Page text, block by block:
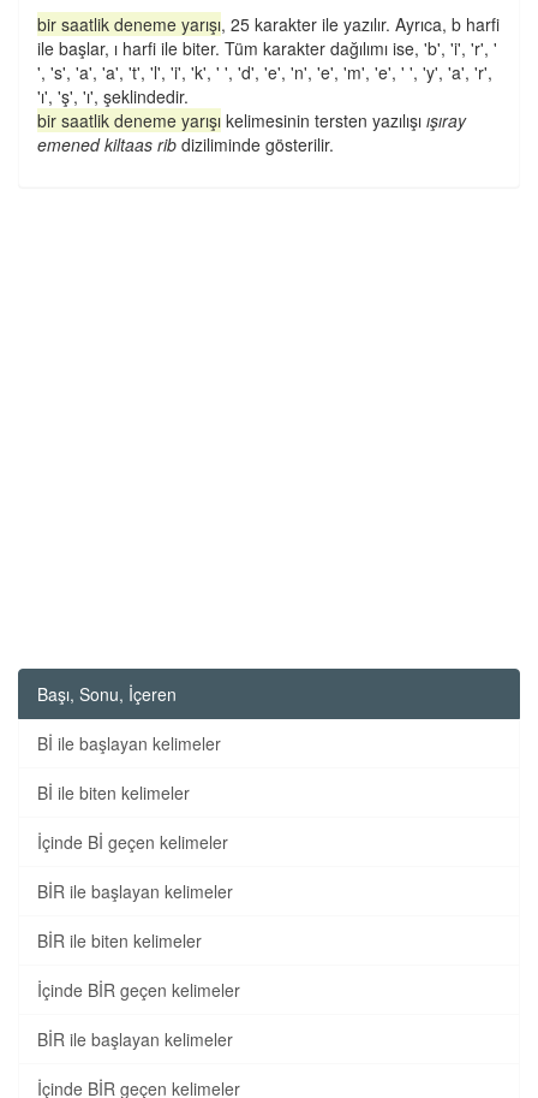
bir saatlik deneme yarışı, 25 karakter ile yazılır. Ayrıca, b harfi
ile başlar, ı harfi ile biter. Tüm karakter dağılımı ise, 'b', 'i', 'r', '
', 's', 'a', 'a', 't', 'l', 'i', 'k', ' ', 'd', 'e', 'n', 'e', 'm', 'e', ' ', 'y', 'a', 'r',
'ı', 'ş', 'ı', şeklindedir.
bir saatlik deneme yarışı kelimesinin tersten yazılışı ışıray
emened kiltaas rib diziliminde gösterilir.
Başı, Sonu, İçeren
Bİ ile başlayan kelimeler
Bİ ile biten kelimeler
İçinde Bİ geçen kelimeler
BİR ile başlayan kelimeler
BİR ile biten kelimeler
İçinde BİR geçen kelimeler
BİR ile başlayan kelimeler
İçinde BİR geçen kelimeler